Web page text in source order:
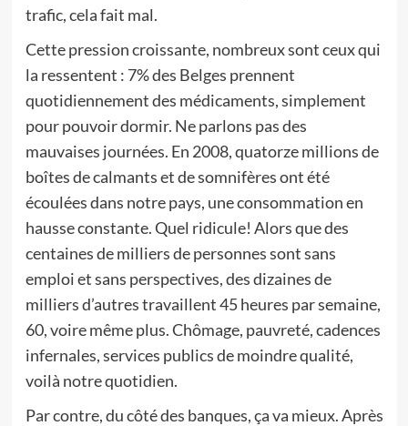
trafic, cela fait mal.
Cette pression croissante, nombreux sont ceux qui
la ressentent : 7% des Belges prennent
quotidiennement des médicaments, simplement
pour pouvoir dormir. Ne parlons pas des
mauvaises journées. En 2008, quatorze millions de
boîtes de calmants et de somnifères ont été
écoulées dans notre pays, une consommation en
hausse constante. Quel ridicule! Alors que des
centaines de milliers de personnes sont sans
emploi et sans perspectives, des dizaines de
milliers d’autres travaillent 45 heures par semaine,
60, voire même plus. Chômage, pauvreté, cadences
infernales, services publics de moindre qualité,
voilà notre quotidien.
Par contre, du côté des banques, ça va mieux. Après